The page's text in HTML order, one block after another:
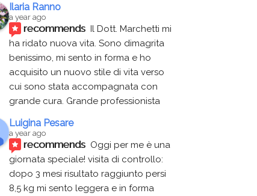
Ilaria Ranno
a year ago
recommends Il Dott. Marchetti mi
ha ridato nuova vita. Sono dimagrita
benissimo, mi sento in forma e ho
acquisito un nuovo stile di vita verso
cui sono stata accompagnata con
grande cura. Grande professionista
Luigina Pesare
a year ago
recommends Oggi per me è una
giornata speciale! visita di controllo:
dopo 3 mesi risultato raggiunto persi
8,5 kg mi sento leggera e in forma